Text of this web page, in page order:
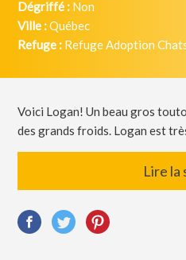
Dégriffé : Non
Ville :Québec
Refuge : Refuge Adoption
Voici Logan! Un beau gros
des grands froids. Logan est
Lire la